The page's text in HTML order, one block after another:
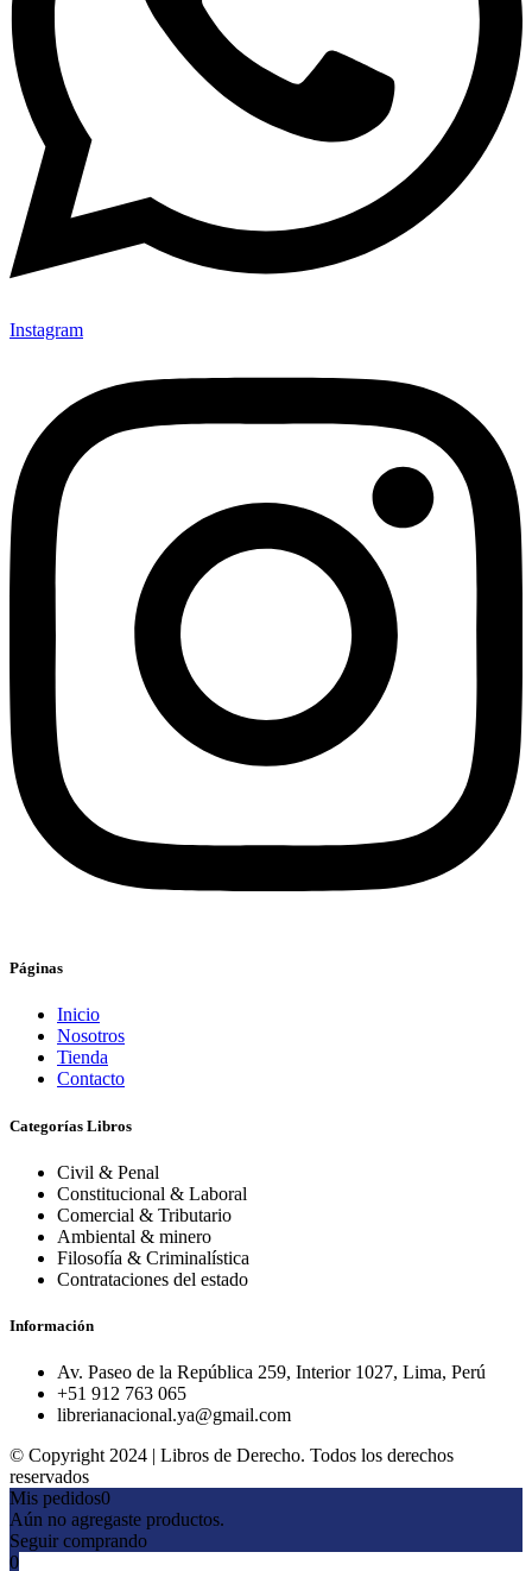
Instagram
Páginas
Inicio
Nosotros
Tienda
Contacto
Categorías Libros
Civil & Penal
Constitucional & Laboral
Comercial & Tributario
Ambiental & minero
Filosofía & Criminalística
Contrataciones del estado
Información
Av. Paseo de la República 259, Interior 1027, Lima, Perú
+51 912 763 065
librerianacional.ya@gmail.com
© Copyright 2024 | Libros de Derecho. Todos los derechos
reservados
Mis pedidos0
Aún no agregaste productos.
Seguir comprando
0